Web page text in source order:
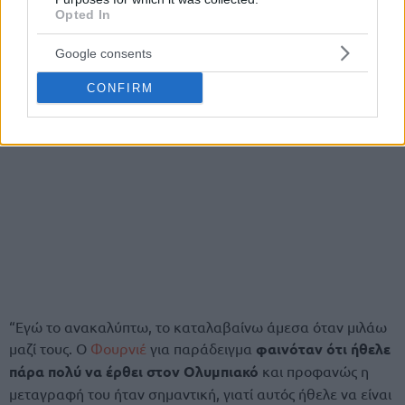
Opted In
Google consents
CONFIRM
“Εγώ το ανακαλύπτω, το καταλαβαίνω άμεσα όταν μιλάω
μαζί τους. Ο Φουρνιέ για παράδειγμα φαινόταν ότι ήθελε
πάρα πολύ να έρθει στον Ολυμπιακό και προφανώς η
μεταγραφή του ήταν σημαντική, γιατί αυτός ήθελε να είναι